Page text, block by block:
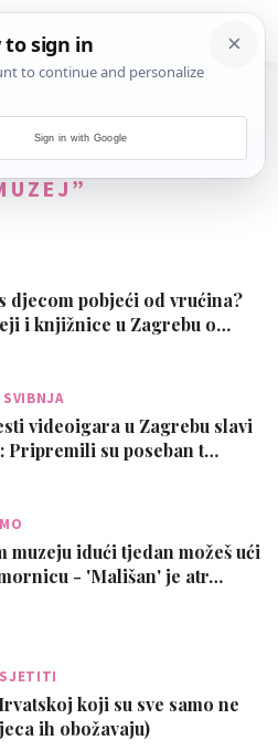
REZULTATA ZA TAG
djecom pobjeći od vrućina?
i knjižnice u Zagrebu o…
videoigara u Zagrebu slavi
Pripremili su poseban t…
muzeju idući tjedan možeš ući
- 'Mališan' je atr…
koji su sve samo ne
ih obožavaju)
Sign in with Google